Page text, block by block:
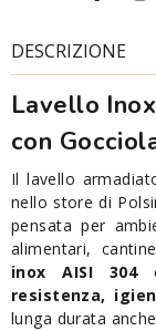
DESCRIZIONE
Lavello
con
Il lavello
nello store di
pensata per
alimentari,
inox AISI 304
resistenza,
lunga durata